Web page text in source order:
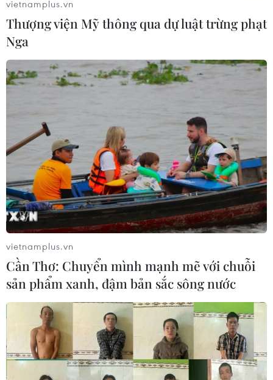
Phát triển càphê đặc sản của Việt Nam là
hướng đi phù hợp
09/12/2020 14:49
Tại Việt Nam, sự phát triển càphê đặc sản ở cấp địa
trên thị trường nhưng khối lượng càphê đặc sản ở Việt
Nam sản xuất năm 2019 chỉ đạt khoảng 200 tấn.
Cà Mau tạo sản phẩm du lịch khác biệt để
vietnamplus.vn
Thượng viện Mỹ thông qua dự luật trừng phạt
Nga
vietnamplus.vn
Cần Thơ: Chuyển mình mạnh mẽ với chuỗi
sản phẩm xanh, đậm bản sắc sông nước